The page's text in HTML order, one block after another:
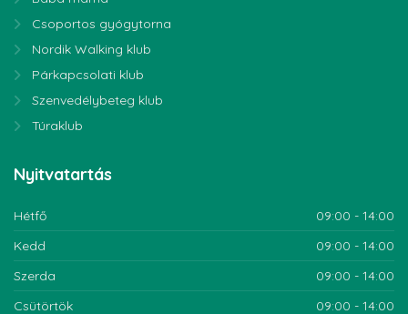
Csoportos gyógytorna
Nordik Walking klub
Párkapcsolati klub
Szenvedélybeteg klub
Túraklub
Nyitvatartás
Hétfő
09:00 - 14:00
Kedd
09:00 - 14:00
Szerda
09:00 - 14:00
Csütörtök
09:00 - 14:00